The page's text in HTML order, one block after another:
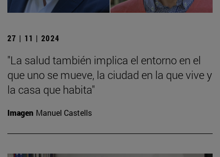
27 | 11 | 2024
"La salud también implica el entorno en el
que uno se mueve, la ciudad en la que vive y
la casa que habita"
Imagen Manuel Castells